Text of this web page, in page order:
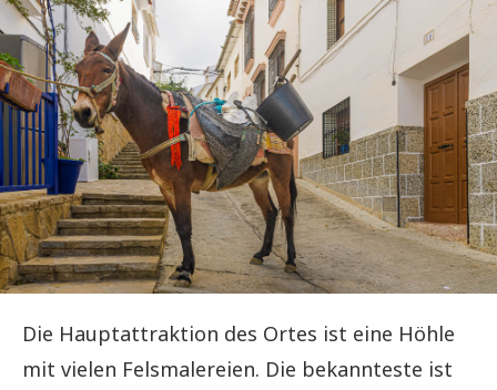
Die Hauptattraktion des Ortes ist eine Höhle
mit vielen Felsmalereien. Die bekannteste ist